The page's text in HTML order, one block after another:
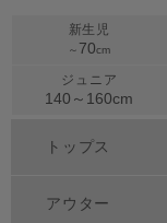
新生児
～ 70cm
ジュニア
140～ 160cm
トップス
アウター